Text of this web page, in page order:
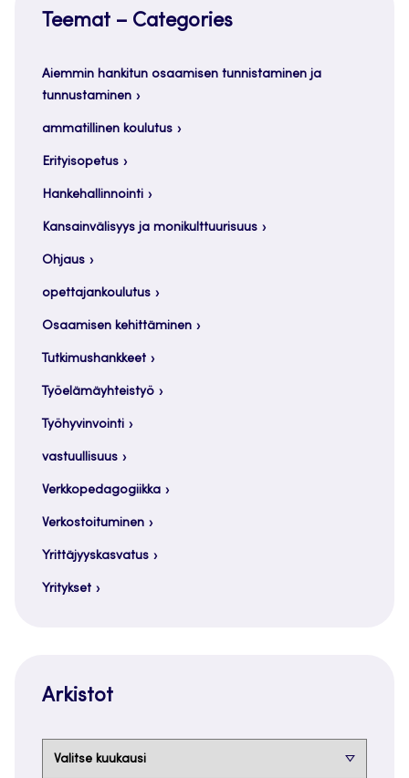
Teemat – Categories
Aiemmin hankitun osaamisen tunnistaminen ja
tunnustaminen
ammatillinen koulutus
Erityisopetus
Hankehallinnointi
Kansainvälisyys ja monikulttuurisuus
Ohjaus
opettajankoulutus
Osaamisen kehittäminen
Tutkimushankkeet
Työelämäyhteistyö
Työhyvinvointi
vastuullisuus
Verkkopedagogiikka
Verkostoituminen
Yrittäjyyskasvatus
Yritykset
Arkistot